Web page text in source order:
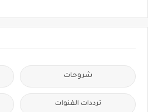
شروحات
ترددات القنوات